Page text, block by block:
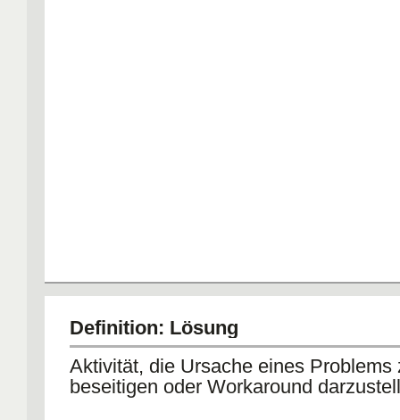
Definition: Lösung
Aktivität, die Ursache eines Problems
beseitigen oder Workaround